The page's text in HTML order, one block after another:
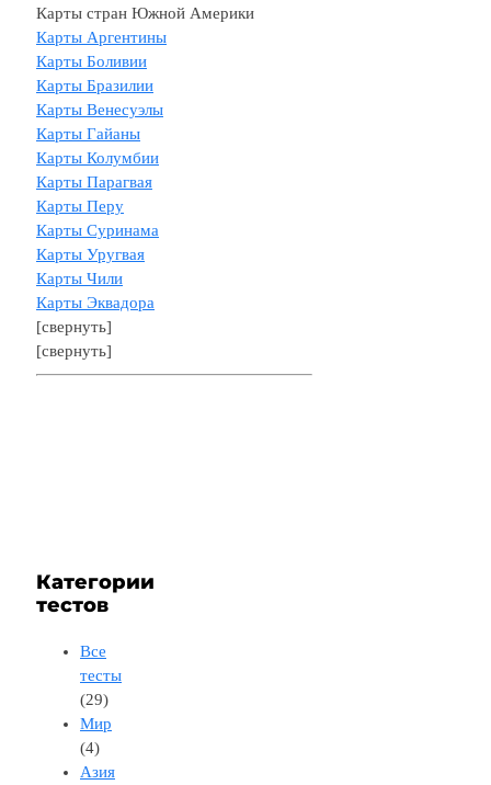
Карты стран Южной Америки
Карты Аргентины
Карты Боливии
Карты Бразилии
Карты Венесуэлы
Карты Гайаны
Карты Колумбии
Карты Парагвая
Карты Перу
Карты Суринама
Карты Уругвая
Карты Чили
Карты Эквадора
[свернуть]
[свернуть]
Категории
тестов
Все
тесты
(29)
Мир
(4)
Азия